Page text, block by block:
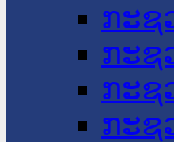
ກະຊ
ກະຊ
ກະຊ
ກະຊ